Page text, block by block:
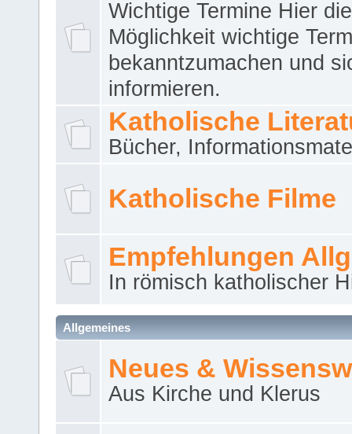
Wichtige Termine Hier die
Möglichkeit wichtige
bekanntzumachen und
informieren.
Katholische
Bücher,
Katholische Filme
Empfehlungen
In römisch katholischer
Allgemeines
Neues &
Aus Kirche und Klerus